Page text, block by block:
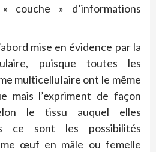
couche » d’informations
mise en évidence par la
puisque toutes les
multicellulaire ont le même
mais l’expriment de façon
le tissu auquel elles
ce sont les possibilités
œuf en mâle ou femelle